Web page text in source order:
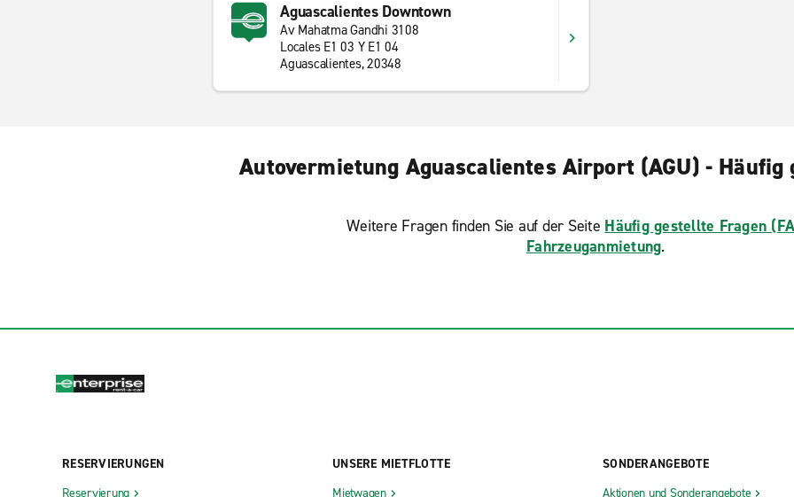
Aguascalientes Downtown
Av Mahatma Gandhi 3108
Locales E1 03 Y E1 04
Aguascalientes, 20348
Autovermietung Aguascalientes Airport (AGU) - Häufig
Weitere Fragen finden Sie auf der Seite Häufig gestellte Fragen
Fahrzeuganmietung.
RESERVIERUNGEN
Reservierung
UNSERE MIETFLOTTE
Mietwagen
SONDERANGEBOTE
Aktionen und Sonderangebote